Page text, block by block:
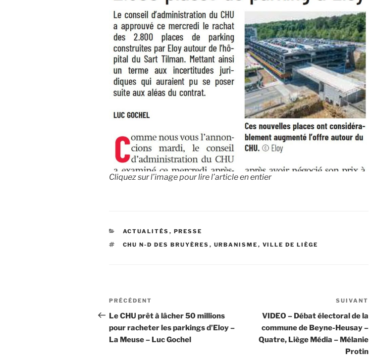
Cliquez sur l’image pour lire l’article en entier
CATÉGORIES
ACTUALITÉS , PRESSE
ÉTIQUETTES
CHU N-D DES BRUYÈRES , URBANISME , VILLE DE LIÈGE
Navigation
de
l’article
Article
précédent
PRÉCÉDENT
Le CHU prêt à lâcher 50 millions
pour racheter les parkings d’Eloy –
La Meuse – Luc Gochel
SUIVANT
VIDEO – Débat électoral de la
commune de Beyne-Heusay –
Quatre, Liège Média – Mélanie
Protin